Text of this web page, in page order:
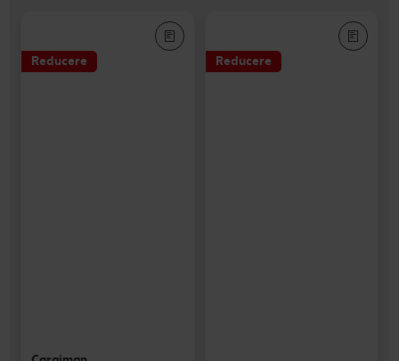
Reducere Reducere